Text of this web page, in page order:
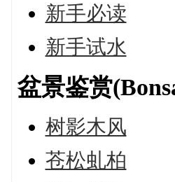
新手必读
新手试水
盆景鉴赏
树影木风
苍松虬柏